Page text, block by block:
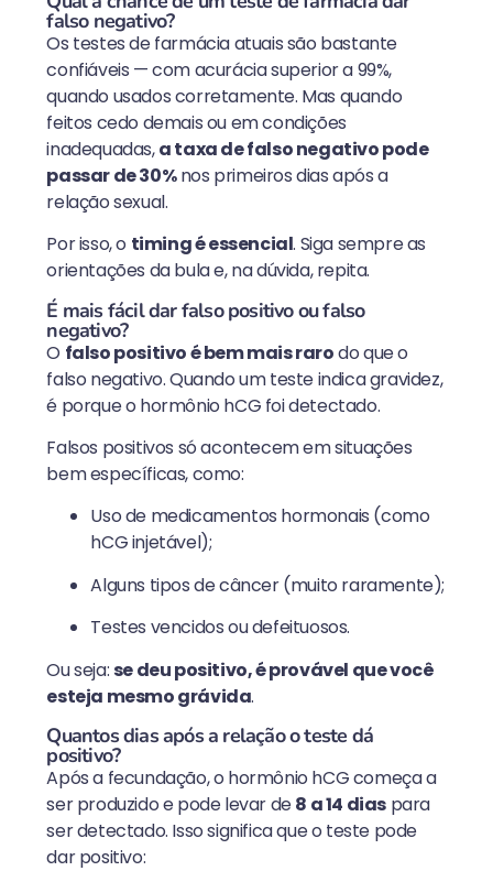
falso negativo?
Os testes de farmácia atuais são bastante
confiáveis — com acurácia superior a 99%,
quando usados corretamente. Mas quando
feitos cedo demais ou em condições
inadequadas,a taxa de falso negativo pode
passar de 30%nos primeiros dias após a
relação sexual.
Por isso, o timing é essencial. Siga sempre as
orientações da bula e, na dúvida, repita.
É mais fácil dar falso positivo ou falso
negativo?
O falso positivo é bem mais rarodo que o
falso negativo. Quando um teste indica gravidez,
é porque o hormônio hCG foi detectado.
Falsos positivos só acontecem em situações
bem específicas, como:
Uso de medicamentos hormonais (como
hCG injetável);
Alguns tipos de câncer (muito raramente);
Testes vencidos ou defeituosos.
Ou seja: se deu positivo, é provável que você
esteja mesmo grávida.
Quantos dias após a relação o teste dá
positivo?
Após a fecundação, o hormônio hCG começa a
ser produzido e pode levar de8 a 14 dias para
ser detectado. Isso significa que o teste pode
dar positivo: